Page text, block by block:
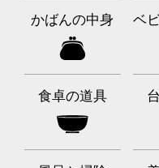
かばんの中身 ベ
食卓の道具